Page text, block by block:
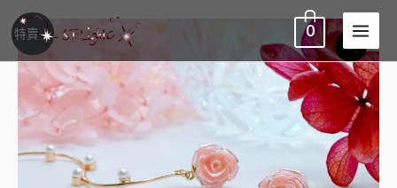
0
特賣！